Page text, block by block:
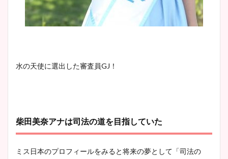
水の天使に選出した審査員GJ！
柴田美奈アナは司法の道を目指していた
ミス日本のプロフィールをみると将来の夢として「司法の